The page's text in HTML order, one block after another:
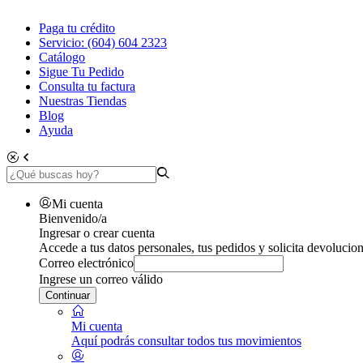
Paga tu crédito
Servicio: (604) 604 2323
Catálogo
Sigue Tu Pedido
Consulta tu factura
Nuestras Tiendas
Blog
Ayuda
Mi cuenta
Bienvenido/a
Ingresar o crear cuenta
Accede a tus datos personales, tus pedidos y solicita
Correo electrónico
Ingrese un correo válido
Continuar
Mi cuenta
Aquí podrás consultar todos tus movimientos